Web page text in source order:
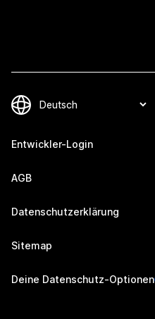
Entwickler-Login
AGB
Datenschutzerklärung
Sitemap
Deine Datenschutz-Optionen